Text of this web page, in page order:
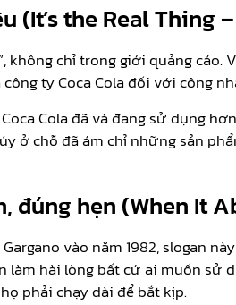
(It’s the Real Thing
không chỉ trong giới quảng
ty Coca Cola đối với công
Cola đã và đang sử dụng
ở chỗ đã ám chỉ những sản
đúng hẹn (When It
vào năm 1982, slogan
làm hài lòng bất cứ ai muốn sử
phải chạy dài để bắt kịp.